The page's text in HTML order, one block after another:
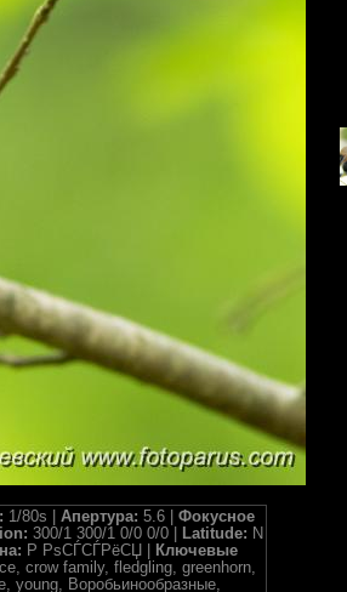
1/80s | Апертура: 5.6 | Фокусное
300/1 300/1 0/0 0/0 | Latitude: N
Р РѕСЃСЃРёСЏ |
Ключевые
crow family, fledgling, greenhorn,
young, Воробьинообразные,